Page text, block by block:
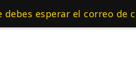
correo de
de 24 hrs hábiles.
De Embrague Para Mazda 2 1.5 Zyve
Alternativos 🚚